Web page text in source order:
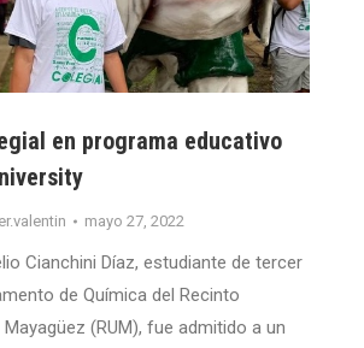
en programa educativo
mayo 27, 2022
Cianchini Díaz, estudiante de tercer
de Química del Recinto
(RUM), fue admitido a un